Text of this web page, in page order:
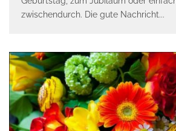
zwischendurch. Die gute Nachricht...